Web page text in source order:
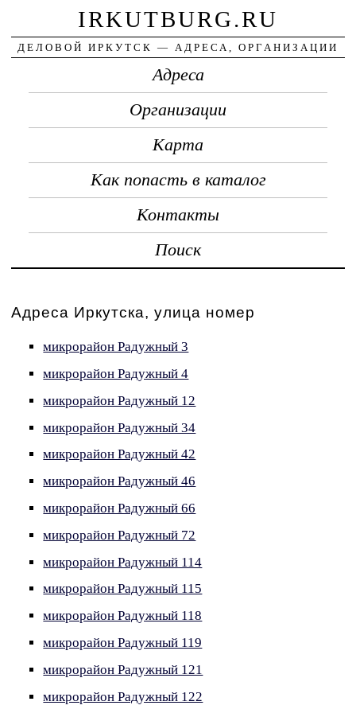
IRKUTBURG.RU
ДЕЛОВОЙ ИРКУТСК — АДРЕСА, ОРГАНИЗАЦИИ
Адреса
Организации
Карта
Как попасть в каталог
Контакты
Поиск
Адреса Иркутска, улица номер
микрорайон Радужный 3
микрорайон Радужный 4
микрорайон Радужный 12
микрорайон Радужный 34
микрорайон Радужный 42
микрорайон Радужный 46
микрорайон Радужный 66
микрорайон Радужный 72
микрорайон Радужный 114
микрорайон Радужный 115
микрорайон Радужный 118
микрорайон Радужный 119
микрорайон Радужный 121
микрорайон Радужный 122